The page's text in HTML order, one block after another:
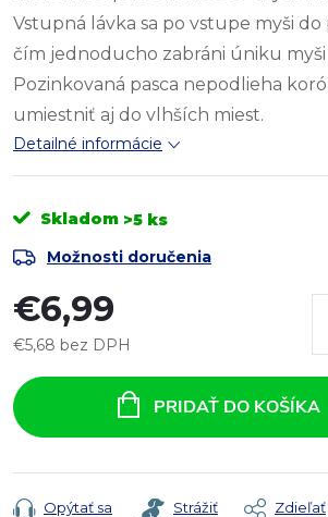
Vstupná lávka sa po vstupe myši
čím jednoducho zabráni úniku myši
Pozinkovaná pasca nepodlieha
umiestniť aj do vlhších miest.
Detailné informácie
Skladom >5 ks
Možnosti doručenia
€6,99
€5,68 bez DPH
cena:
PRIDAŤ DO KOŠÍKA
Opýtať sa Strážiť Zdieľať